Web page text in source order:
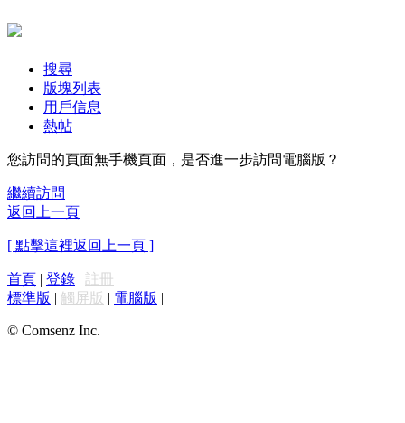
搜尋
版塊列表
用戶信息
熱帖
您訪問的頁面無手機頁面，是否進一步訪問電腦版？
繼續訪問
返回上一頁
[ 點擊這裡返回上一頁 ]
首頁 | 登錄 | 註冊
標準版 | 觸屏版 | 電腦版 |
© Comsenz Inc.